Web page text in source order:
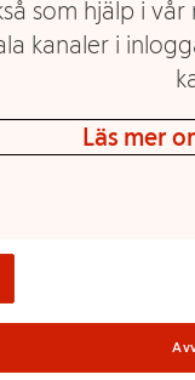
vilket betyder att den
och passar
över i på pastan.
konserveringsmedel
som hjälp i
kanaler i
Läs mer